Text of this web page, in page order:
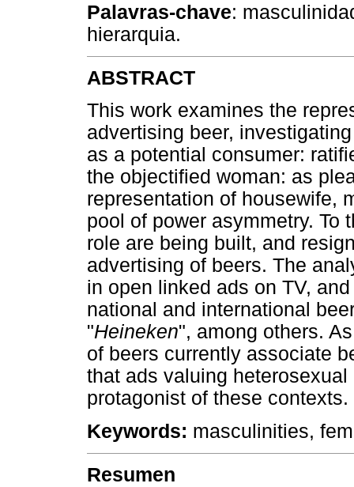
Palavras-chave:
hierarquia.
ABSTRACT
This work examines the
advertising beer,
as a potential consumer:
the objectified woman: as
representation of housewife,
pool of power asymmetry. To
role are being built, and
advertising of beers. The
in open linked ads on TV,
national and international
"Heineken", among others.
of beers currently associate
that ads valuing
protagonist of these contexts.
Keywords: masculinities,
Resumen